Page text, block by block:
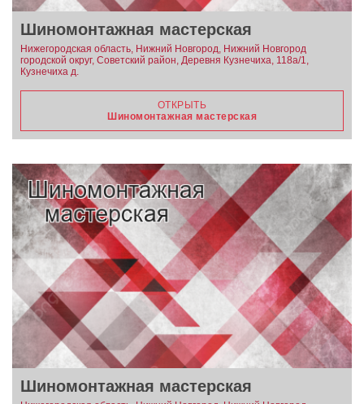
Шиномонтажная мастерская
Нижегородская область, Нижний Новгород, Нижний Новгород
городской округ, Советский район, Деревня Кузнечиха, 118а/1,
Кузнечиха д.
ОТКРЫТЬ
Шиномонтажная мастерская
Шиномонтажная мастерская